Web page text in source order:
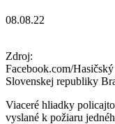
08.08.22
Zdroj:
Facebook.com/
Slovenskej republiky
Viaceré hliadky
vyslané k požiaru